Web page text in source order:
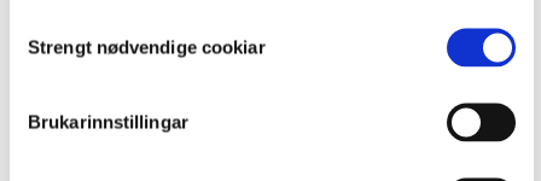
Selection
Strengt nødvendige cookiar
Brukarinnstillingar
Anonymiserte oppgåver vert publiserte med fullt
Høgskulen på Vestlandet skal: